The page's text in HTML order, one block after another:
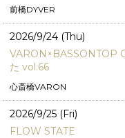
前橋DYVER
2026/9/24 (Thu)
VARON×BASSONTOP
た vol.66
心斎橋VARON
2026/9/25 (Fri)
FLOW STATE